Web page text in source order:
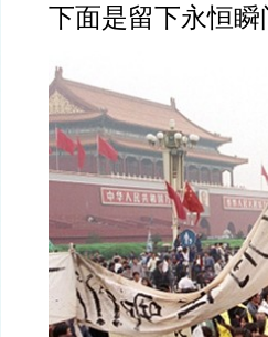
下面是留下永恒